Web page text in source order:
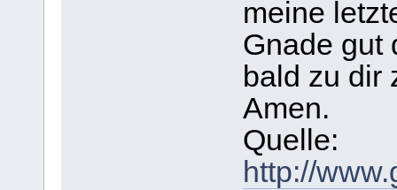
meine
Gnade gut
bald zu dir
Amen.
Quelle:
http://